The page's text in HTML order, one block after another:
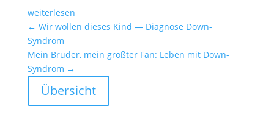
weiter­lesen
← Wir wollen dieses Kind — Diagnose Down-
Syndrom
Mein Bruder, mein größter Fan: Leben mit Down-
Syndrom →
Übersicht